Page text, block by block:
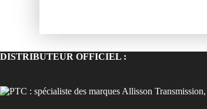
DISTRIBUTEUR OFFICIEL :